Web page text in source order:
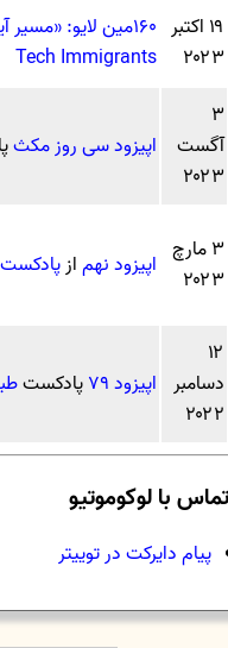
۱۹ اکتبر
۲۰۲۳
۱۶۰مین لایو: «مسیر آینده: کار یا ادامه تحصیل یا کارآفرینی؟»
Tech Immigrants
۳
آگست
۲۰۲۳
اپیزود سی روز مکث
۳ مارچ
۲۰۲۳
اپیزود نهمازپادکست
۱۲
دسامبر
۲۰۲۲
اپیزود ۷۹ پادکست
تماس با لوکوموتیو
پیام دایرکت در توییتر